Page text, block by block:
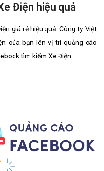
Điện hiệu quả
giá rẻ hiệu quả. Công ty Việt
của bạn lên vị trí quảng cáo
tìm kiếm Xe Điện.